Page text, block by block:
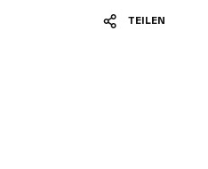
TEILEN